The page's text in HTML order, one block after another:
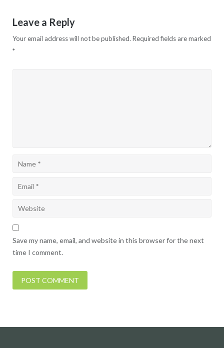
Leave a Reply
Your email address will not be published. Required fields are marked
*
Save my name, email, and website in this browser for the next
time I comment.